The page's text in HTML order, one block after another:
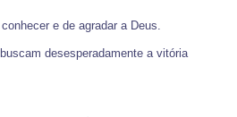
e de agradar a Deus.
desesperadamente a vitória